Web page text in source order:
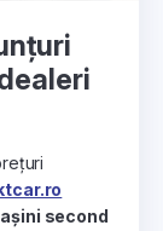
second